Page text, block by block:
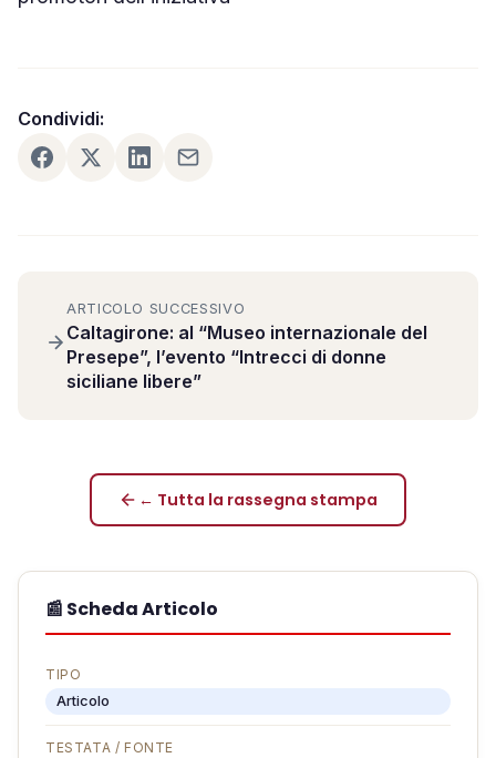
Condividi:
ARTICOLO SUCCESSIVO
Caltagirone: al “Museo internazionale del
Presepe”, l’evento “Intrecci di donne
siciliane libere”
← Tutta la rassegna stampa
📰 Scheda Articolo
TIPO
Articolo
TESTATA / FONTE